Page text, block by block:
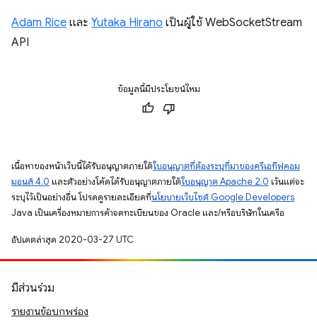
Adam Rice และ Yutaka Hirano เป็นผู้ใช้ WebSocketStream
API
ข้อมูลนี้มีประโยชน์ไหม
เนื้อหาของหน้าเว็บนี้ได้รับอนุญาตภายใต้ใบอนุญาตที่ต้องระบุที่มาของครีเอทีฟคอม
มอนส์ 4.0 และตัวอย่างโค้ดได้รับอนุญาตภายใต้ใบอนุญาต Apache 2.0 เว้นแต่จะ
ระบุไว้เป็นอย่างอื่น โปรดดูรายละเอียดที่นโยบายเว็บไซต์ Google Developers
Java เป็นเครื่องหมายการค้าจดทะเบียนของ Oracle และ/หรือบริษัทในเครือ
อัปเดตล่าสุด 2020-03-27 UTC
มีส่วนร่วม
รายงานข้อบกพร่อง